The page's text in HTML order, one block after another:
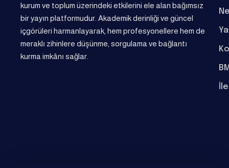
kurum ve toplum üzerindeki etkilerini ele alan bağımsız
bir yayın platformudur. Akademik derinliği ve güncel
içgörüleri harmanlayarak, hem profesyonellere hem de
meraklı zihinlere düşünme, sorgulama ve bağlantı
kurma imkânı sağlar.